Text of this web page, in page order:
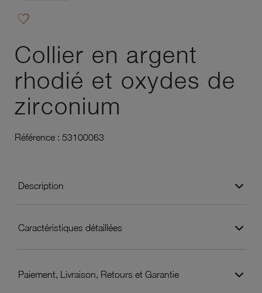
favorite_border
Collier en argent
rhodié et oxydes de
zirconium
Référence : 53100063
Description
Caractéristiques détaillées
Paiement, Livraison, Retours et Garantie